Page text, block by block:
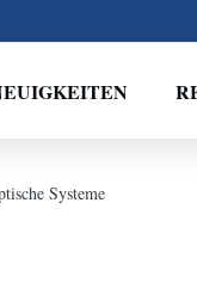
Systeme